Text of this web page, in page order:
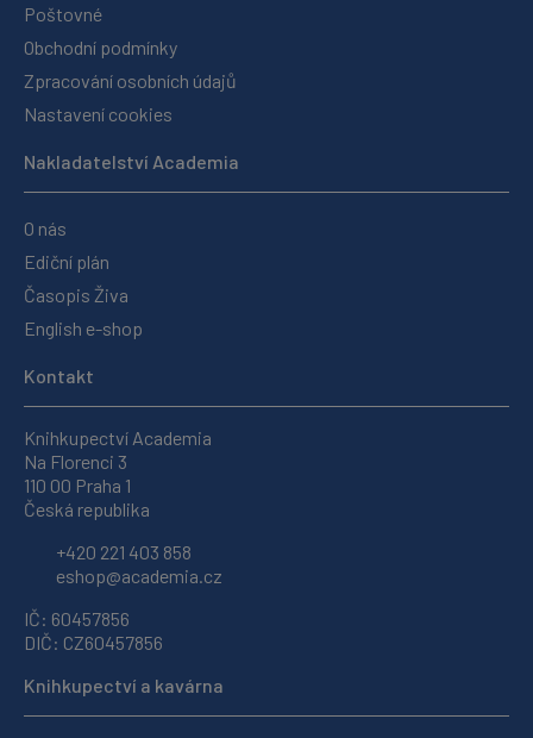
Poštovné
Obchodní podmínky
Zpracování osobních údajů
Nastavení cookies
Nakladatelství Academia
O nás
Ediční plán
Časopis Živa
English e-shop
Kontakt
Knihkupectví Academia
Na Florenci 3
110 00 Praha 1
Česká republika
+420 221 403 858
eshop@academia.cz
IČ: 60457856
DIČ: CZ60457856
Knihkupectví a kavárna